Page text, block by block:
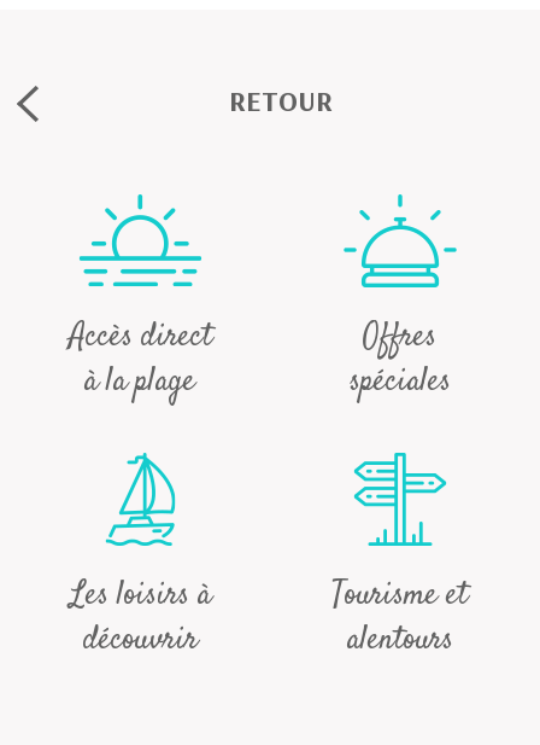
RETOUR
Accès direct
à la plage
Offres
spéciales
Les loisirs à
découvrir
Tourisme et
alentours